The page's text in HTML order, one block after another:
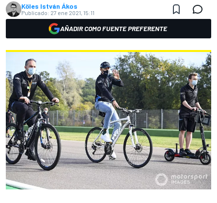
Köles István Ákos
Publicado: 27 ene 2021, 15:11
AÑADIR COMO FUENTE PREFERENTE